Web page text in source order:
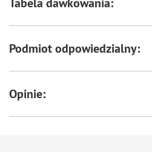
Podmiot odpowiedzialny:
Opinie: